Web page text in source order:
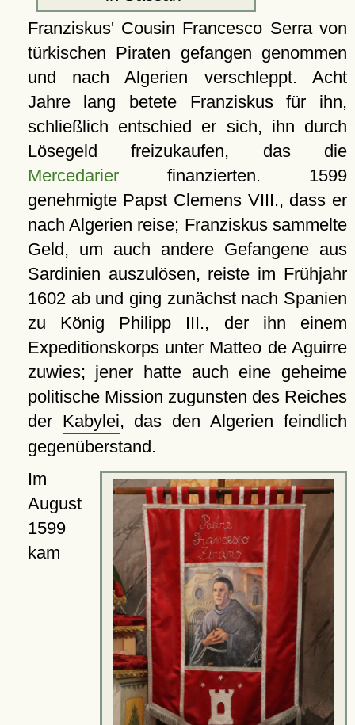
Franziskus' Cousin Francesco Serra von
türkischen Piraten gefangen genommen
und nach Algerien verschleppt. Acht
Jahre lang betete Franziskus für ihn,
schließlich entschied er sich, ihn durch
Lösegeld freizukaufen, das die
Mercedarierfinanzierten. 1599
genehmigte Papst Clemens VIII., dass er
nach Algerien reise; Franziskus sammelte
Geld, um auch andere Gefangene aus
Sardinien auszulösen, reiste im Frühjahr
1602 ab und ging zunächst nach Spanien
zu König Philipp III., der ihn einem
Expeditionskorps unter Matteo de Aguirre
zuwies; jener hatte auch eine geheime
politische Mission zugunsten des Reiches
der Kabylei, das den Algerien feindlich
gegenüberstand.
Im
August
1599
kam